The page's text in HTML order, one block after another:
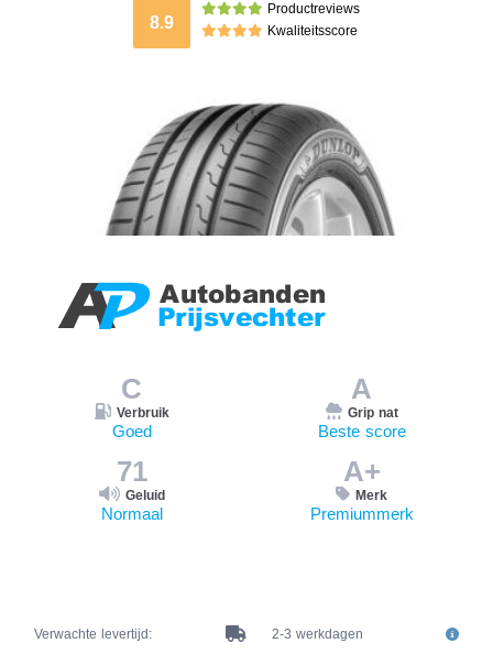
8.9
Productreviews
Kwaliteitsscore
C
Verbruik
Goed
A
Grip nat
Beste score
71
Geluid
Normaal
A+
Merk
Premiummerk
Verwachte levertijd:
2-3 werkdagen